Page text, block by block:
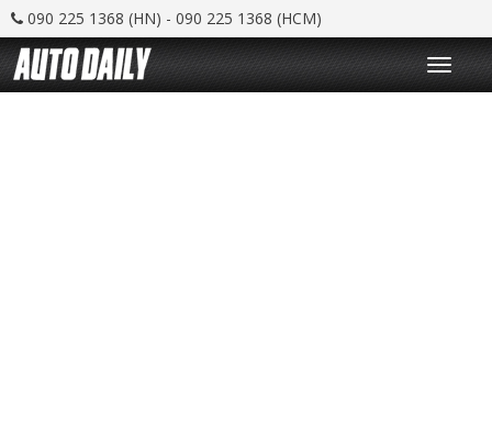
090 225 1368 (HN) - 090 225 1368 (HCM)
T
o
g